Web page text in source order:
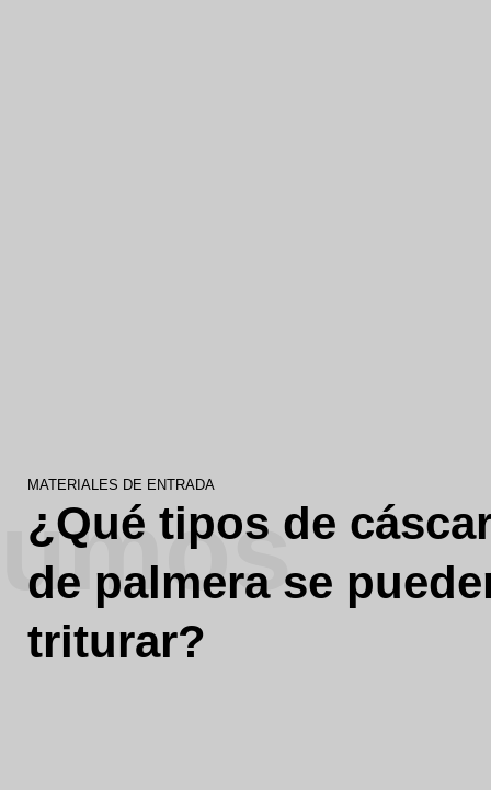
MATERIALES DE ENTRADA
¿Qué tipos de
de palmera se
triturar?